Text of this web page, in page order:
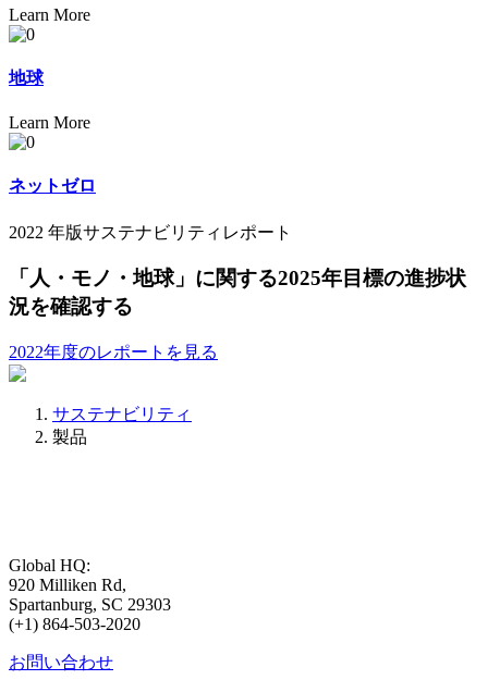
Learn More
地球
Learn More
ネットゼロ
2022 年版サステナビリティレポート
「人・モノ・地球」に関する2025年目標の進捗状
況を確認する
2022年度のレポートを見る
サステナビリティ
製品
Global HQ:
920 Milliken Rd,
Spartanburg, SC 29303
(+1) 864-503-2020
お問い合わせ